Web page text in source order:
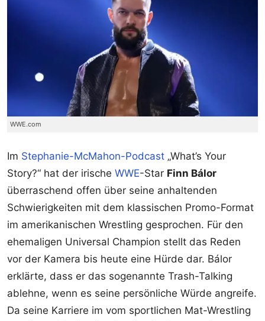
WWE.com
Im Stephanie-McMahon-Podcast „What’s Your
Story?“ hat der irische WWE-Star Finn Bálor
überraschend offen über seine anhaltenden
Schwierigkeiten mit dem klassischen Promo-Format
im amerikanischen Wrestling gesprochen. Für den
ehemaligen Universal Champion stellt das Reden
vor der Kamera bis heute eine Hürde dar. Bálor
erklärte, dass er das sogenannte Trash-Talking
ablehne, wenn es seine persönliche Würde angreife.
Da seine Karriere im vom sportlichen Mat-Wrestling